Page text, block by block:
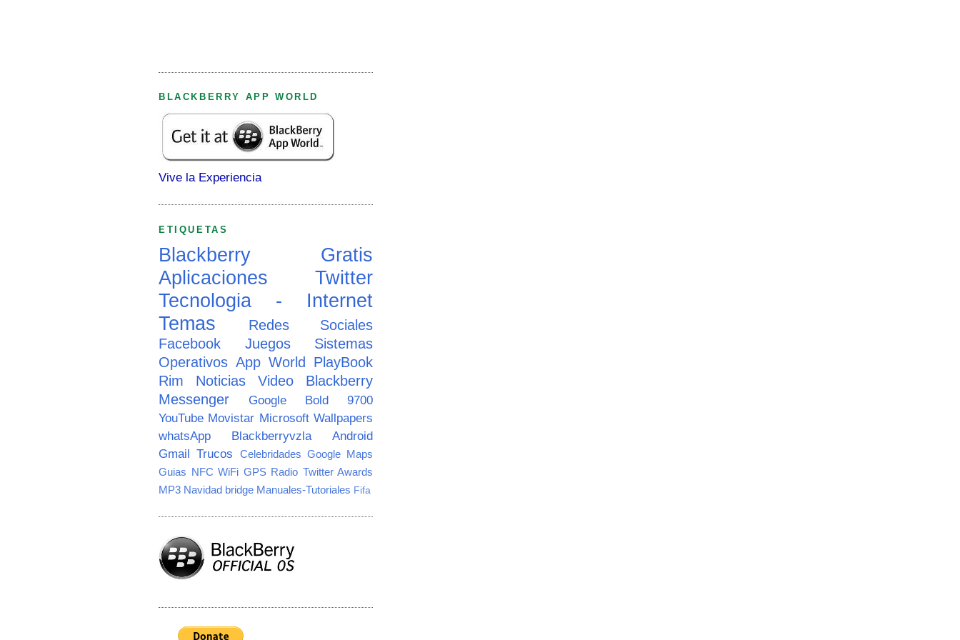
BLACKBERRY APP WORLD
Vive la Experiencia
ETIQUETAS
Blackberry
Gratis
Aplicaciones
Twitter
Tecnologia - Internet
Temas
Redes Sociales
Facebook
Juegos
Sistemas
Operativos App World PlayBook
Rim
Noticias Video
Blackberry
Messenger
Google
Bold 9700
YouTube Movistar Microsoft Wallpapers
whatsApp
Blackberryvzla
Android
Gmail Trucos Celebridades Google Maps
Guias NFC WiFi GPS Radio Twitter Awards
MP3 Navidad bridge Manuales-Tutoriales Fifa